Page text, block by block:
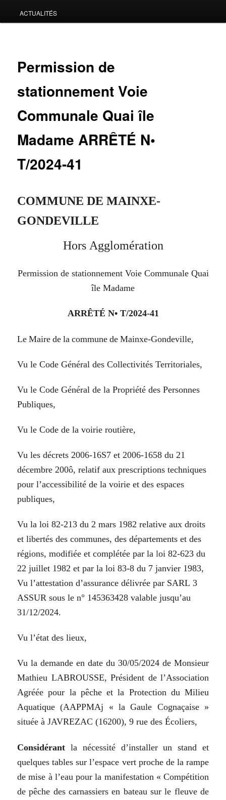
ACTUALITÉS
Permission de
stationnement Voie
Communale Quai île
Madame ARRÊTÉ N•
T/2024-41
COMMUNE DE MAINXE-
GONDEVILLE
Hors Agglomération
Permission de stationnement Voie Communale Quai
île Madame
ARRÊTÉ N• T/2024-41
Le Maire de la commune de Mainxe-Gondeville,
Vu le Code Général des Collectivités Territoriales,
Vu le Code Général de la Propriété des Personnes
Publiques,
Vu le Code de la voirie routière,
Vu les décrets 2006-16S7 et 2006-1658 du 21
décembre 200ô, relatif aux prescriptions techniques
pourl’accessibilité de la voirie et des espaces
publiques,
Vu la loi 82-213 du 2 mars 1982 relative aux droits
et libertés des communes, des départements et des
régions, modifiée et complétée par la loi 82-623 du
22 juillet 1982 et par la loi 83-8 du 7 janvier 1983,
Vu l’attestation d’assurance délivrée par SARL 3
ASSUR sous le n° 145363428 valable jusqu’au
31/12/2024.
Vu l’état des lieux,
Vu la demande en date du 30/05/2024 de Monsieur
Mathieu LABROUSSE, Président de l’Association
Agrééepour la pêche et la Protection du Milieu
Aquatique (AAPPMAj « la Gaule Cognaçaise »
située à JAVREZAC (16200), 9 rue des Écoliers,
Considérant la nécessité d’installer un
stand et
quelques tables sur l’espace vert proche de la rampe
de mise à l’eau pour la manifestation « Compétition
de pêche des carnassiers en bateau sur le fleuve de